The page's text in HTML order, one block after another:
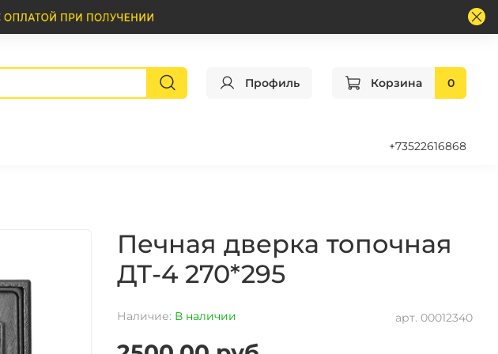
Профиль Корзина 0
+73522616868
арт. 00012340
Наличие: В наличии
Печная дверка топочная
ДТ-4 270*295